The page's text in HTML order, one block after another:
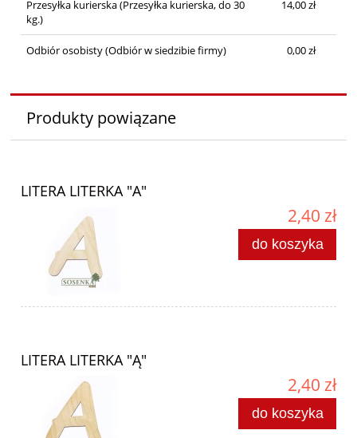
Przesyłka kurierska(Przesyłka kurierska, do 30
kg.)
14,00 zł
Odbiór osobisty(Odbiór w siedzibie firmy) 0,00 zł
Produkty powiązane
LITERA LITERKA "A"
2,40 zł
do koszyka
LITERA LITERKA "Ą"
2,40 zł
do koszyka